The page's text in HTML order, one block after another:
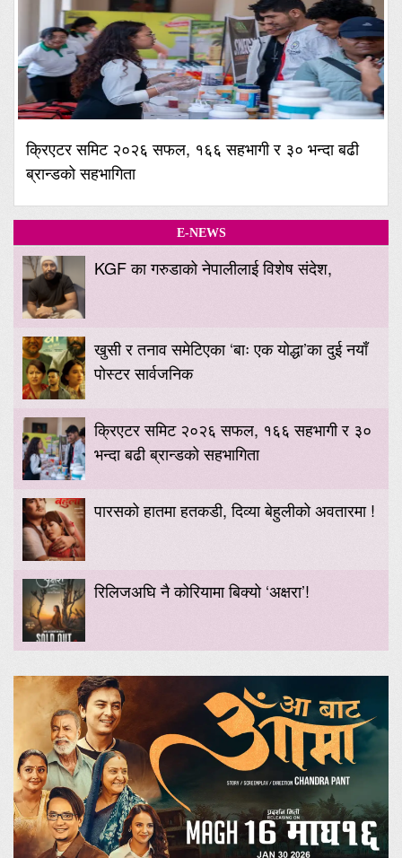
क्रिएटर समिट २०२६ सफल, १६६ सहभागी र ३० भन्दा बढी
ब्रान्डको सहभागिता
E-NEWS
KGF का गरुडाको नेपालीलाई विशेष संदेश,
खुसी र तनाव समेटिएका ‘बाः एक योद्धा’का दुई नयाँ
पोस्टर सार्वजनिक
क्रिएटर समिट २०२६ सफल, १६६ सहभागी र ३०
भन्दा बढी ब्रान्डको सहभागिता
पारसको हातमा हतकडी, दिव्या बेहुलीको अवतारमा !
रिलिजअघि नै कोरियामा बिक्यो ‘अक्षरा’!